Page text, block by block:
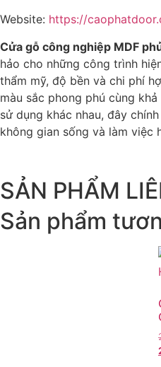
Website: https://
Cửa gỗ công nghiệp MDF
hảo cho những công trình
thẩm mỹ, độ bền và chi phí
màu sắc phong phú cùng
sử dụng khác nhau, đây
không gian sống và làm việc
SẢN PHẨM
Sản phẩm